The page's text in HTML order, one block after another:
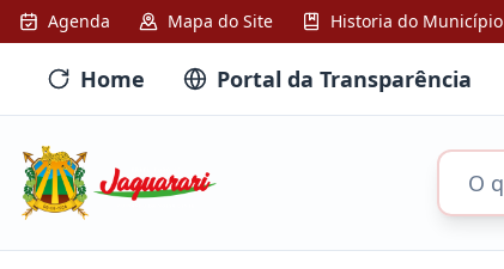
Agenda Mapa do Site Historia do Município
Home Portal da Transparência